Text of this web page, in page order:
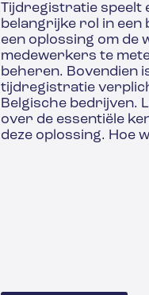
Tijdregistratie speelt
belangrijke rol in een
een oplossing om de
medewerkers te
beheren. Bovendien
tijdregistratie
Belgische bedrijven.
over de essentiële
deze oplossing. Hoe